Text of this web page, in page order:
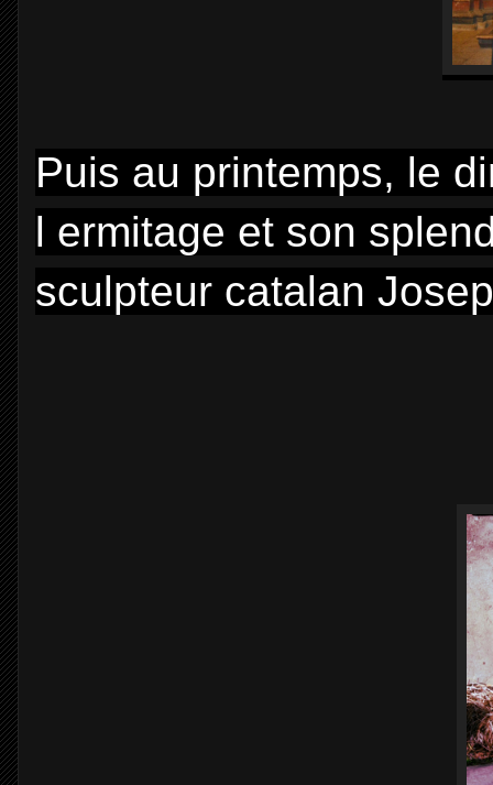
Puis au printemps, le
l ermitage et son
sculpteur catalan